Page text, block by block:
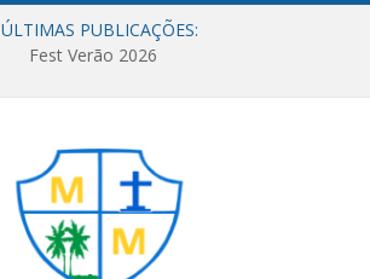
ÚLTIMAS PUBLICAÇÕES:
Fest Verão 2026